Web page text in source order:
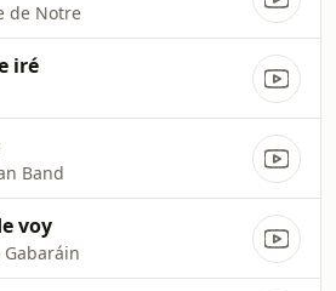
de Notre
iré
Band
voy
Gabaráin